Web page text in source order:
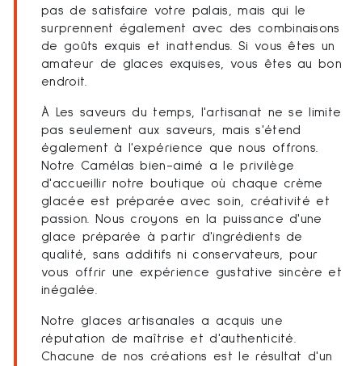
pas de satisfaire votre palais, mais qui le
surprennent également avec des combinaisons
de goûts exquis et inattendus. Si vous êtes un
amateur de glaces exquises, vous êtes au bon
endroit.
À Les saveurs du temps, l'artisanat ne se limite
pas seulement aux saveurs, mais s'étend
également à l'expérience que nous offrons.
Notre Camélas bien-aimé a le privilège
d'accueillir notre boutique où chaque crème
glacée est préparée avec soin, créativité et
passion. Nous croyons en la puissance d'une
glace préparée à partir d'ingrédients de
qualité, sans additifs ni conservateurs, pour
vous offrir une expérience gustative sincère et
inégalée.
Notre glaces artisanales a acquis une
réputation de maîtrise et d'authenticité.
Chacune de nos créations est le résultat d'un